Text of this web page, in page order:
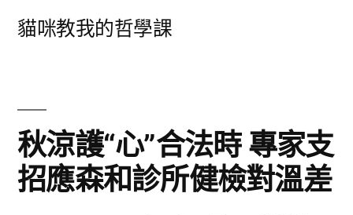
貓咪教我的哲學課
秋涼護“心”合法時 專家支
招應森和診所健檢對溫差